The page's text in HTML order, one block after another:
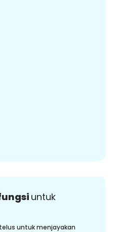
untuk
untuk menjayakan